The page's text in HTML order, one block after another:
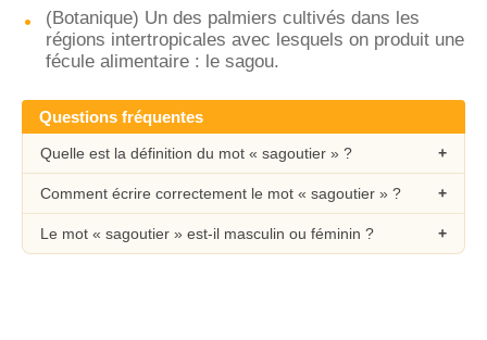
(Botanique) Un des palmiers cultivés dans les
régions intertropicales avec lesquels on produit une
fécule alimentaire : le sagou.
Questions fréquentes
Quelle est la définition du mot « sagoutier » ?
Comment écrire correctement le mot « sagoutier » ?
Le mot « sagoutier » est-il masculin ou féminin ?